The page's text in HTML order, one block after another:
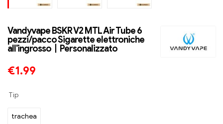
Vandyvape BSKR V2 MTL Air Tube 6
pezzi/pacco Sigarette elettroniche
all'ingrosso丨Personalizzato
€1.99
Tip
trachea